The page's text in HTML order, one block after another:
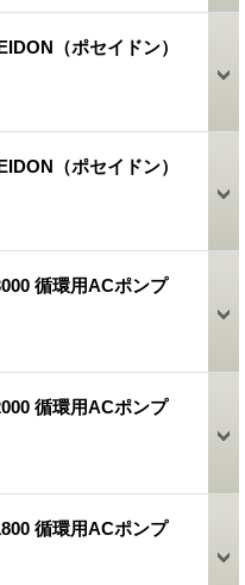
（ポセイドン）
（ポセイドン）
循環用ACポンプ
循環用ACポンプ
循環用ACポンプ